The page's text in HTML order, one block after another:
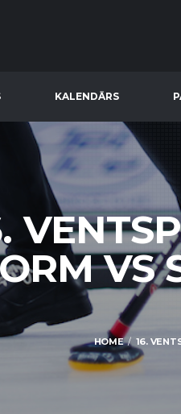
KALENDĀRS
VS
HOME 16.